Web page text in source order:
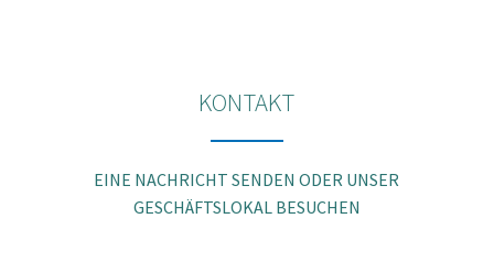
gewählt
werden
KONTAKT
EINE NACHRICHT SENDEN ODER UNSER
GESCHÄFTSLOKAL BESUCHEN